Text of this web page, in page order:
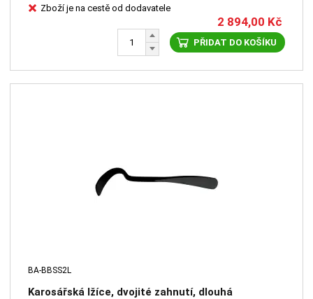
Zboží je na cestě od dodavatele
2 894,00 Kč
PŘIDAT DO KOŠÍKU
BA-BBSS2L
Karosářská lžíce, dvojité zahnutí, dlouhá